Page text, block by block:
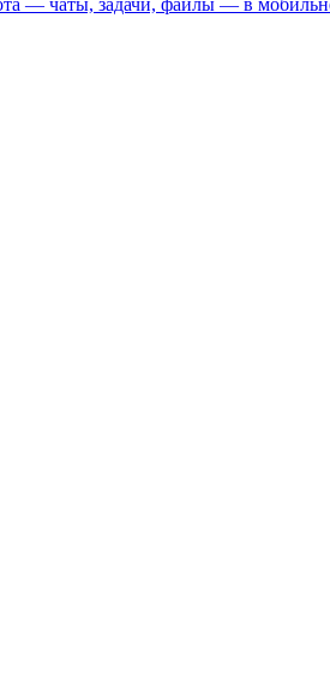
— чаты, задачи, файлы — в